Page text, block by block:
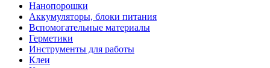
Нанопорошки
Аккумуляторы, блоки питания
Вспомогательные материалы
Герметики
Инструменты для работы
Клеи